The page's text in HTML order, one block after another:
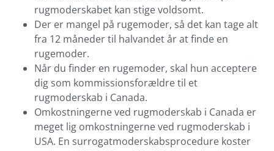
rugmoderskabet kan stige voldsomt.
Der er mangel på rugemoder, så det kan tage alt
fra 12 måneder til halvandet år at finde en
rugemoder.
Når du finder en rugemoder, skal hun acceptere
dig som kommissionsforældre til et
rugmoderskab i Canada.
Omkostningerne ved rugmoderskab i Canada er
meget lig omkostningerne ved rugmoderskab i
USA. En surrogatmoderskabsprocedure koster